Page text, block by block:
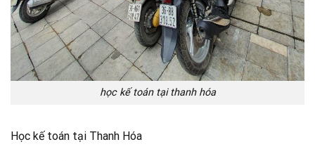
học kế toán tại thanh hóa
Học kế toán tại Thanh Hóa